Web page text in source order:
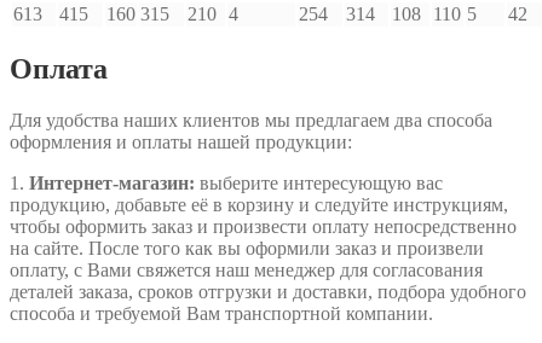
613
415 160 315 210 4 254 314 108 110 5 42
Оплата
Для удобства наших клиентов мы предлагаем два способа
оформления и оплаты нашей продукции:
1. Интернет-магазин: выберите интересующую вас
продукцию, добавьте её в корзину и следуйте инструкциям,
чтобы оформить заказ и произвести оплату непосредственно
на сайте. После того как вы оформили заказ и произвели
оплату, с Вами свяжется наш менеджер для согласования
деталей заказа, сроков отгрузки и доставки, подбора удобного
способа и требуемой Вам транспортной компании.